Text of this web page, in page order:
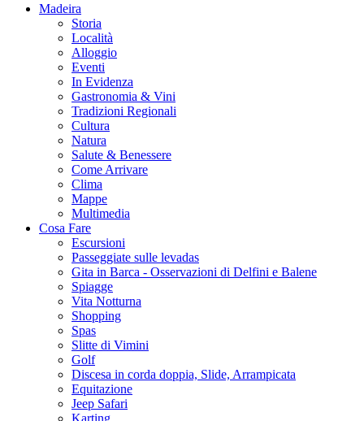
Madeira
Storia
Località
Alloggio
Eventi
In Evidenza
Gastronomia & Vini
Tradizioni Regionali
Cultura
Natura
Salute & Benessere
Come Arrivare
Clima
Mappe
Multimedia
Cosa Fare
Escursioni
Passeggiate sulle levadas
Gita in Barca - Osservazioni di Delfini e Balene
Spiagge
Vita Notturna
Shopping
Spas
Slitte di Vimini
Golf
Discesa in corda doppia, Slide, Arrampicata
Equitazione
Jeep Safari
Karting